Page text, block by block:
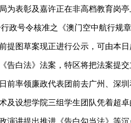
表彰及嘉许正在非高档教育岗亭
号令核准之《澳门空中航行规章
图草案现正进行公示，可由本日
白法》法案，特区将把法案提交
率领廉政代表团前去广州、深圳
设想学院三组学生团队凭着超卓